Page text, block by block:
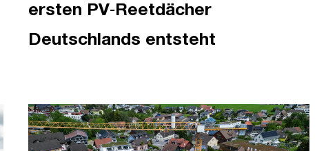
ersten PV‑Reetdächer
Deutschlands entsteht